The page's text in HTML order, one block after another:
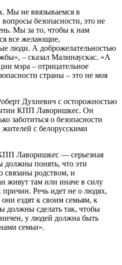
Мы не ввязываемся в
безопасности, это не
Мы за то, чтобы к нам
все желающие,
люди. А доброжелательностью
– сказал Малинаускас. «А
мэра – отрицательное
страны – это не моя
Духневич с осторожностью
КПП Лаворишкес. Он
заботиться о безопасности
жителей с белорусскими
Лаворишкес — серьезная
понять, что эти
связаны родством, и
живут там или иначе в силу
Речь идет не о людях,
ездят к своим семьям, к
должны сделать так, чтобы
у людей должна быть
семьи».